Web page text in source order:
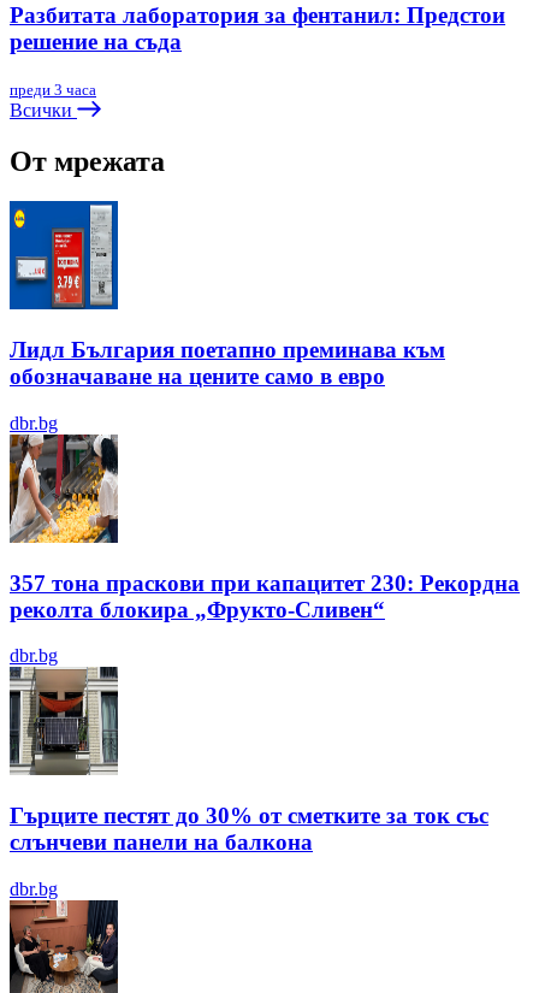
Разбитата лаборатория за фентанил: Предстои
решение на съда
преди 3 часа
Всички
От мрежата
Лидл България поетапно преминава към
обозначаване на цените само в евро
dbr.bg
357 тона праскови при капацитет 230: Рекордна
реколта блокира „Фрукто-Сливен“
dbr.bg
Гърците пестят до 30% от сметките за ток със
слънчеви панели на балкона
dbr.bg